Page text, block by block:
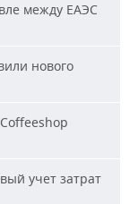
между ЕАЭС
нового
учет затрат